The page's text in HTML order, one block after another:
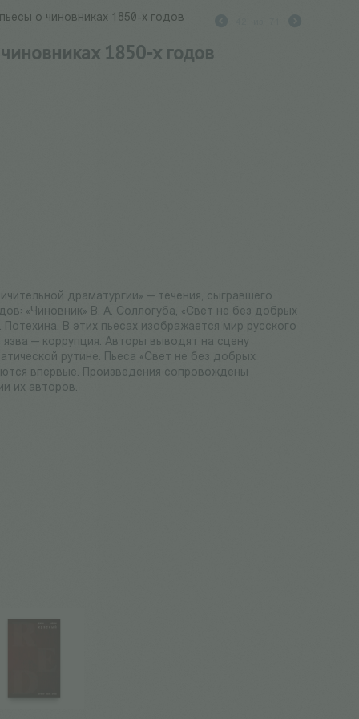
о чиновниках 1850-х годов
1850-х годов
драматургии» — течения, сыгравшего
«Чиновник» В. А. Соллогуба, «Свет не без добрых
В этих пьесах изображается мир русского
— коррупция. Авторы выводят на сцену
рутине. Пьеса «Свет не без добрых
впервые. Произведения сопровождены
их авторов.